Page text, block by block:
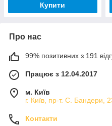
Купити
Про нас
99% позитивних з 191
Працює з 12.04.2017
м. Київ
г. Київ, пр-т. С. Бандери,
Контакти